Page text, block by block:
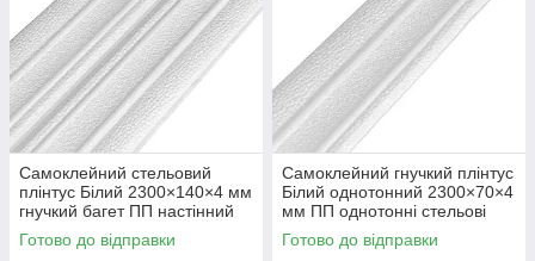
Самоклейний стельовий
плінтус Білий 2300×140×4 мм
гнучкий багет ПП настінний
підлоговий широкий SW-
00001808
Готово до відправки
Самоклейний гнучкий плінтус
Білий однотонний 2300×70×4
мм ПП однотонні стельові
плінтуси багет SW-00001829
Готово до відправки